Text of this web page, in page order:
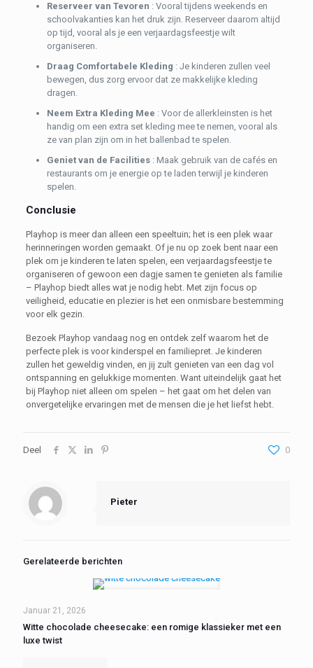
Reserveer van Tevoren : Vooral tijdens weekends en
schoolvakanties kan het druk zijn. Reserveer daarom altijd
op tijd, vooral als je een verjaardagsfeestje wilt
organiseren.
Draag Comfortabele Kleding : Je kinderen zullen veel
bewegen, dus zorg ervoor dat ze makkelijke kleding
dragen.
Neem Extra Kleding Mee : Voor de allerkleinsten is het
handig om een extra set kleding mee te nemen, vooral als
ze van plan zijn om in het ballenbad te spelen.
Geniet van de Facilities : Maak gebruik van de cafés en
restaurants om je energie op te laden terwijl je kinderen
spelen.
Conclusie
Playhop is meer dan alleen een speeltuin; het is een plek waar
herinneringen worden gemaakt. Of je nu op zoek bent naar een
plek om je kinderen te laten spelen, een verjaardagsfeestje te
organiseren of gewoon een dagje samen te genieten als familie
– Playhop biedt alles wat je nodig hebt. Met zijn focus op
veiligheid, educatie en plezier is het een onmisbare bestemming
voor elk gezin.
Bezoek Playhop vandaag nog en ontdek zelf waarom het de
perfecte plek is voor kinderspel en familiepret. Je kinderen
zullen het geweldig vinden, en jij zult genieten van een dag vol
ontspanning en gelukkige momenten. Want uiteindelijk gaat het
bij Playhop niet alleen om spelen – het gaat om het delen van
onvergetelijke ervaringen met de mensen die je het liefst hebt.
Deel 0
Pieter
Gerelateerde berichten
Januar 21, 2026
Witte chocolade cheesecake: een romige klassieker met een
luxe twist